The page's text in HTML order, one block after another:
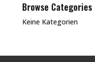
Browse Categories
Keine Kategorien